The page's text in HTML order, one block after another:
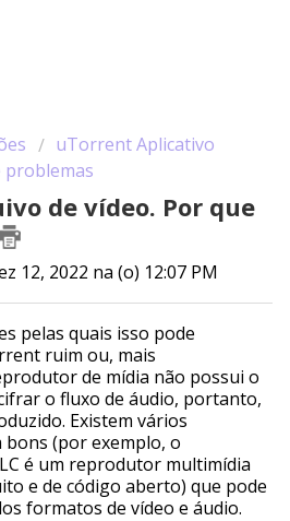
uTorrent Aplicativo
problemas
de vídeo. Por que
12, 2022 na (o) 12:07 PM
pelas quais isso pode
ruim ou, mais
de mídia não possui o
o fluxo de áudio, portanto,
Existem vários
(por exemplo, o
é um reprodutor multimídia
e de código aberto) que pode
formatos de vídeo e áudio.